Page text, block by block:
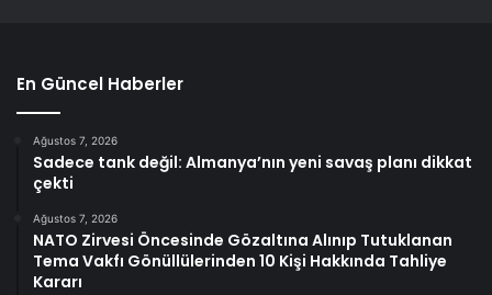
En Güncel Haberler
Ağustos 7, 2026
Sadece tank değil: Almanya’nın yeni savaş planı dikkat
çekti
Ağustos 7, 2026
NATO Zirvesi Öncesinde Gözaltına Alınıp Tutuklanan
Tema Vakfı Gönüllülerinden 10 Kişi Hakkında Tahliye
Kararı